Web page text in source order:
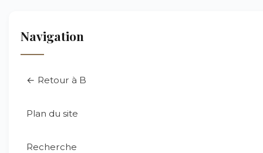
Navigation
← Retour à B
Plan du site
Recherche